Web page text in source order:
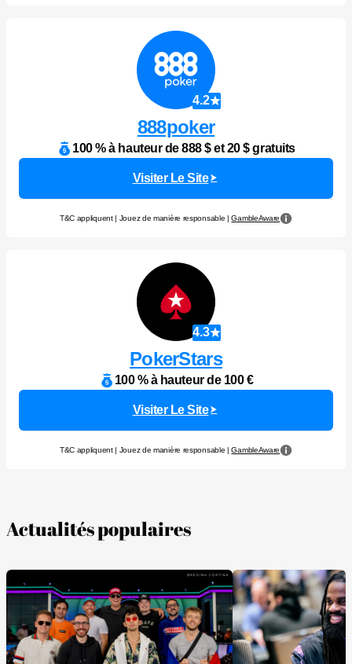
4.2
888poker
100 % à hauteur de 888 $ et 20 $ gratuits
Visiter Le Site
T&C appliquent | Jouez de manière responsable |GambleAware
4.3
PokerStars
100 % à hauteur de 100 €
Visiter Le Site
T&C appliquent | Jouez de manière responsable |GambleAware
Actualités populaires